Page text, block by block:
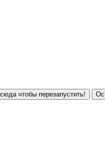
чтобы перезапустить!